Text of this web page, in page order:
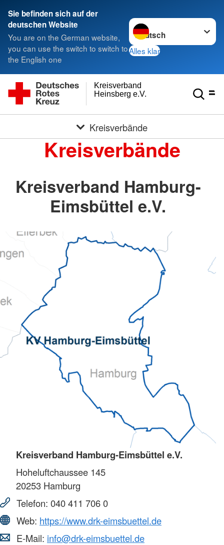
Sie befinden sich auf der
deutschen Website
You are on the German website,
you can use the switch to switch to
the English one
Sprache wechseln zu
Alles klar
Heinsberg e.V.
Kreisverband
Kreisverbände
Kreisverbände
Kreisverband Hamburg-
Eimsbüttel e.V.
Kreisverband Hamburg-Eimsbüttel e.V.
Hoheluftchaussee 145
20253 Hamburg
Telefon: 040 411 706 0
Web: https://www.drk-eimsbuettel.de
E-Mail: info@drk-eimsbuettel.de